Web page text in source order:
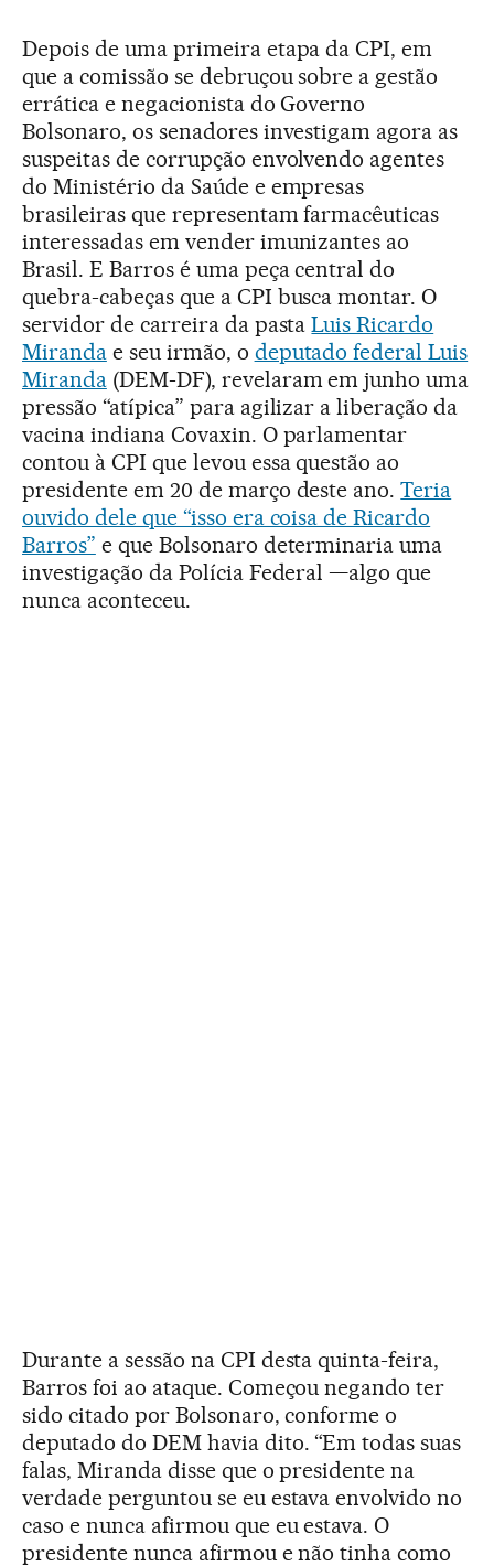
Depois de uma primeira etapa da CPI, em
que a comissão se debruçou sobre a gestão
errática e negacionista do Governo
Bolsonaro, os senadores investigam agora as
suspeitas de corrupção envolvendo agentes
do Ministério da Saúde e empresas
brasileiras que representam farmacêuticas
interessadas em vender imunizantes ao
Brasil. E Barros é uma peça central do
quebra-cabeças que a CPI busca montar. O
servidor de carreira da pastaLuis Ricardo
Mirandae seu irmão, o deputado federal Luis
Miranda(DEM-DF), revelaram em junho uma
pressão “atípica” para agilizar a liberação da
vacina indiana Covaxin. O parlamentar
contou à CPI que levou essa questão ao
presidente em 20 de março deste ano.Teria
ouvido dele que “isso era coisa de Ricardo
Barros” e que Bolsonaro determinaria uma
investigação da Polícia Federal —algo que
nunca aconteceu.
Durante a sessão na CPI desta quinta-feira,
Barros foi ao ataque. Começou negando ter
sido citado por Bolsonaro, conforme o
deputado do DEM havia dito. “Em todas suas
falas, Miranda disse que o presidente na
verdade perguntou se eu estava envolvido no
caso e nunca afirmou que eu estava. O
presidente nunca afirmou e não tinha como